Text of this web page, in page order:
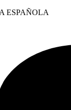
ESPAÑOLA